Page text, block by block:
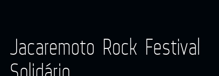
Jacaremoto Rock Festival